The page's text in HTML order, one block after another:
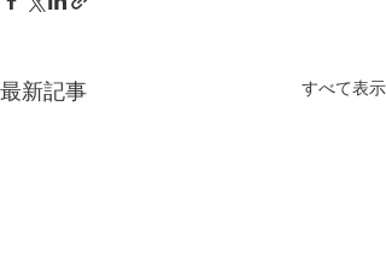
最新記事 すべて表示